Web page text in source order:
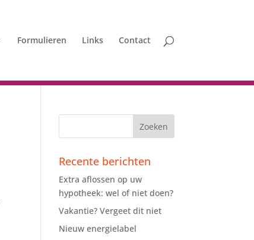
Formulieren Links Contact
Recente berichten
Extra aflossen op uw
hypotheek: wel of niet doen?
Vakantie? Vergeet dit niet
Nieuw energielabel